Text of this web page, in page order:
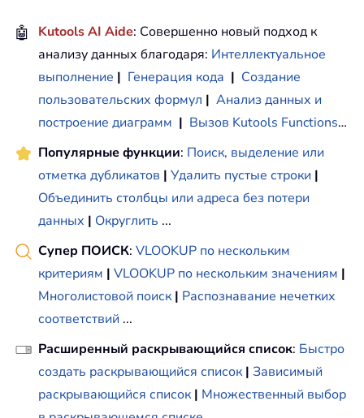
🤖 Kutools AI Aide: Совершенно новый подход к
анализу данных благодаря: Интеллектуальное
выполнение | Генерация кода | Создание
пользовательских формул | Анализ данных и
построение диаграмм | Вызов Kutools Functions…
Популярные функции: Поиск, выделение или
отметка дубликатов | Удалить пустые строки |
Объединить столбцы или адреса без потери
данных | Округлить ...
Супер ПОИСК: VLOOKUP по нескольким
критериям | VLOOKUP по нескольким значениям |
Многолистовой поиск | Распознавание нечетких
соответствий ...
Расширенный раскрывающийся список: Быстро
создать раскрывающийся список | Зависимый
раскрывающийся список | Множественный выбор